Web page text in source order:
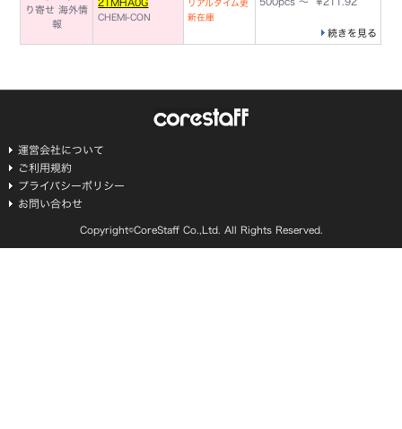
り寄せ海外情
報
21MHA0G
CHEMI-CON
リアルタイム更
新在庫
続きを見る
運営会社について
ご利用規約
プライバシーポリシー
お問い合わせ
Copyright©CoreStaff Co.,Ltd. All Rights Reserved.